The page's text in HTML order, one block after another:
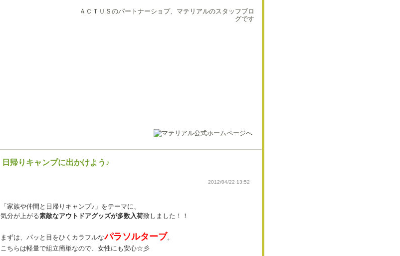
ＡＣＴＵＳのパートナーショプ、マテリアルのスタッフブロ
グです
日帰りキャンプに出かけよう♪
2012/04/22 13:52
「家族や仲間と日帰りキャンプ♪」をテーマに、
気分が上がる素敵なアウトドアグッズが多数入荷致しました！！
まずは、パッと目をひくカラフルなパラソルターブ。
こちらは軽量で組立簡単なので、女性にも安心☆彡